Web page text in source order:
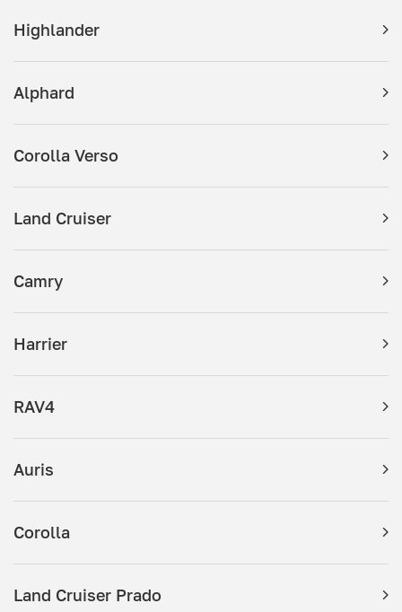
Highlander
Alphard
Corolla Verso
Land Cruiser
Camry
Harrier
RAV4
Auris
Corolla
Land Cruiser Prado